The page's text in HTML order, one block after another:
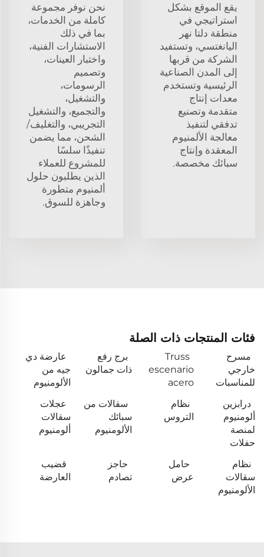
يقع الموقع بشكل
استراتيجي في
منطقة دلتا نهر
اليانغتسي، وتستفيد
الشركة من قربها
إلى المدن الصناعية
الرئيسية وتستخدم
معدات إنتاج
متقدمة وتصنيع
تدفقي لتنفيذ
معالجة الألمنيوم
المعقدة وإنتاج
سبائك مخصصة.
نحن نوفر مجموعة
كاملة من الخدمات،
بما في ذلك
الاستشارات الفنية،
واختبار العينات،
وتصميم
الرسومات،
والتشغيل،
والتجميع، والتشغيل
التجريبي، والتغليف/
الشحن، مما يضمن
تنفيذًا سلسًا
للمشروع للعملاء
الذين يطلبون حلول
ألمنيوم متطورة
وجاهزة للسوق.
فئات المنتجات ذات الصلة
مسرح
خارجي
للمناسبات
Truss
escenario
acero
برج رفع
ذات جمالون
عارضة دي
جيه من
الألومنيوم
درابزين
ألومنيوم
لمنصة
حفلات
نظام
التروس
سقالات من
سبائك
الألومنيوم
عجلات
سقالات
ألومنيوم
نظام
سقالات
الألومنيوم
حامل
عرض
حاجز
تصادم
قضيب
العارضة